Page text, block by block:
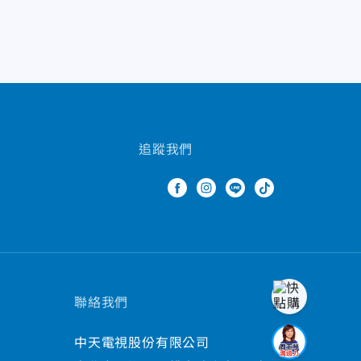
追蹤我們
聯絡我們
中天電視股份有限公司